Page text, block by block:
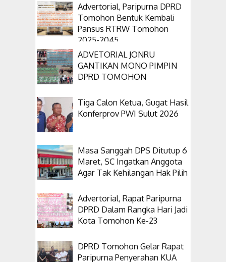
Advertorial, Paripurna DPRD
Tomohon Bentuk Kembali
Pansus RTRW Tomohon
2025-2045
ADVETORIAL JONRU
GANTIKAN MONO PIMPIN
DPRD TOMOHON
Tiga Calon Ketua, Gugat Hasil
Konferprov PWI Sulut 2026
Masa Sanggah DPS Ditutup 6
Maret, SC Ingatkan Anggota
Agar Tak Kehilangan Hak Pilih
Advertorial, Rapat Paripurna
DPRD Dalam Rangka Hari Jadi
Kota Tomohon Ke-23
DPRD Tomohon Gelar Rapat
Paripurna Penyerahan KUA